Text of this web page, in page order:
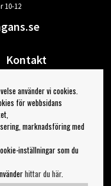
10-12
Kontakt
Din sida
Logga ut
använder vi cookies.
för webbsidans
marknadsföring med
inställningar som du
hittar du här.